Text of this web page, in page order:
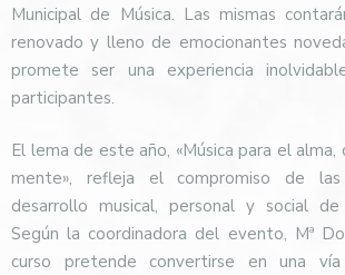
Municipal de Música. Las mismas
renovado y lleno de emocionantes
promete ser una experiencia
participantes.
El lema de este año, «Música para el
mente», refleja el compromiso de
desarrollo musical, personal y social
Según la coordinadora del evento, Mª
curso pretende convertirse en una